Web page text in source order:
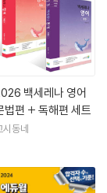
백세레나 영어
법편 + 독해편 세트
시동네